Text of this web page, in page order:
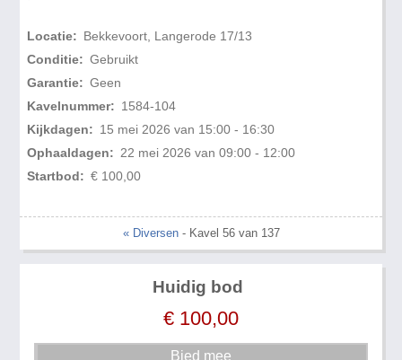
Locatie: Bekkevoort, Langerode 17/13
Conditie: Gebruikt
Garantie: Geen
Kavelnummer: 1584-104
Kijkdagen: 15 mei 2026 van 15:00 - 16:30
Ophaaldagen: 22 mei 2026 van 09:00 - 12:00
Startbod: € 100,00
« Diversen- Kavel 56 van 137
Huidig bod
€ 100,00